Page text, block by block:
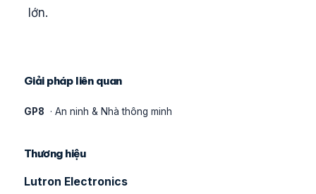
lớn.
Giải pháp liên quan
GP8 · An ninh & Nhà thông minh
Thương hiệu
Lutron Electronics